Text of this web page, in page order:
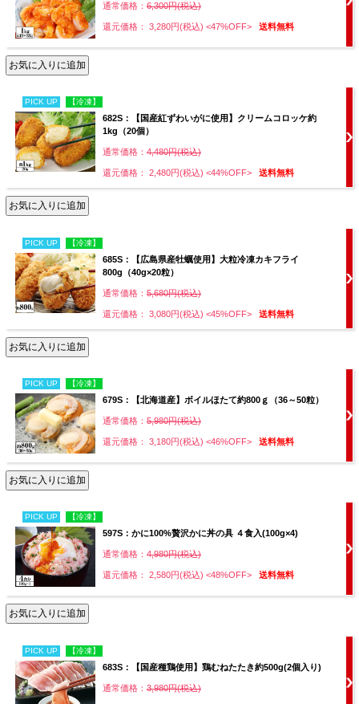
通常価格： 6,300円(税込)
還元価格： 3,280円(税込) <47%OFF> 送料無料
PICK UP 【冷凍】
682S：【国産紅ずわいがに使用】クリームコロッケ約
1kg（20個）
通常価格： 4,480円(税込)
還元価格： 2,480円(税込) <44%OFF> 送料無料
PICK UP 【冷凍】
685S：【広島県産牡蠣使用】大粒冷凍カキフライ
800g（40g×20粒）
通常価格： 5,680円(税込)
還元価格： 3,080円(税込) <45%OFF> 送料無料
PICK UP 【冷凍】
679S：【北海道産】ボイルほたて約800ｇ（36～50粒）
通常価格： 5,980円(税込)
還元価格： 3,180円(税込) <46%OFF> 送料無料
PICK UP 【冷凍】
597S：かに100%贅沢かに丼の具 ４食入(100g×4)
通常価格： 4,980円(税込)
還元価格： 2,580円(税込) <48%OFF> 送料無料
PICK UP 【冷凍】
683S：【国産種鶏使用】鶏むねたたき約500g(2個入り)
通常価格： 3,980円(税込)